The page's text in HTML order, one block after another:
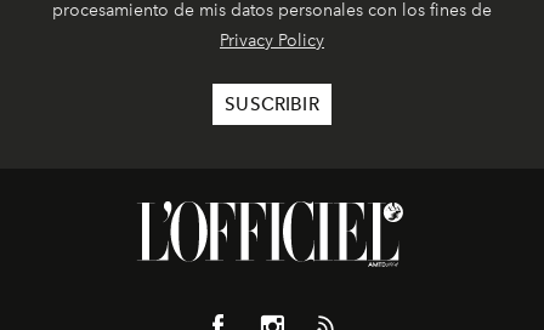
procesamiento de mis datos personales con los fines de
Privacy Policy